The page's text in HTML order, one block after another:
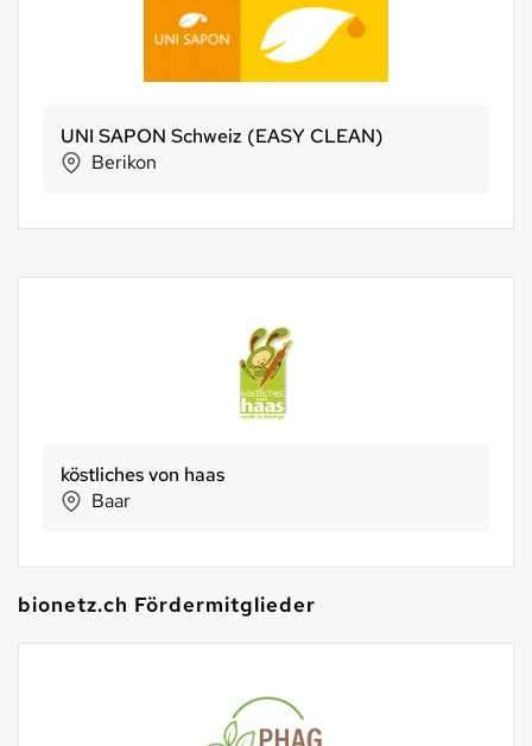
UNI SAPON Schweiz (EASY CLEAN)
Berikon
köstliches von haas
Baar
bionetz.ch Fördermitglieder